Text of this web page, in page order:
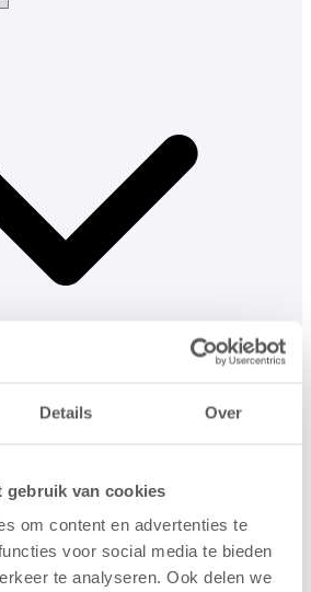
Details Over
gebruik van cookies
om content en advertenties te
voor social media te bieden
te analyseren. Ook delen we
de kamer